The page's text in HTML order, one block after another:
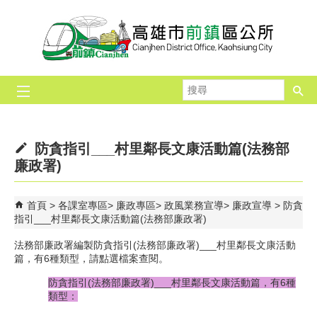
跳到主要內容區塊
尋
防貪指引___村里鄰長文康活動篇(法務部
廉政署)
首頁 各課室專區 廉政專區 政風業務宣導 廉政宣導
防貪
指引___村里鄰長文康活動篇(法務部廉政署)
法務部廉政署編製防貪指引(法務部廉政署)___村里鄰長文康活動
篇，有6種類型，請點選檔案查閱。
防貪指引(法務部廉政署)___村里鄰長文康活動篇，有6種
類型：